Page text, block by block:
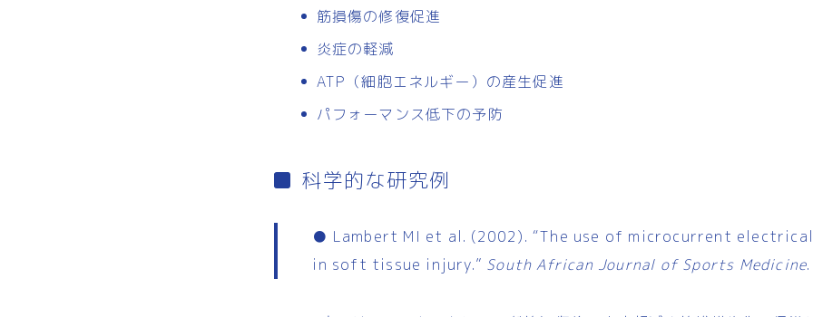
筋損傷の修復促進
炎症の軽減
ATP（細胞エネルギー）の産生促進
パフォーマンス低下の予防
科学的な研究例
● Lambert MI et al. (2002). “The use of microcurrent
in soft tissue injury.” South African Journal of Sports Medicine.